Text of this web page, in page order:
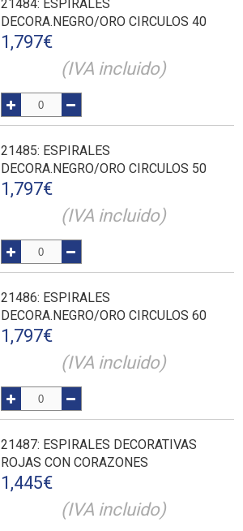
21484: ESPIRALES
DECORA.NEGRO/ORO CIRCULOS 40
1,797€
(IVA incluido)
21485: ESPIRALES
DECORA.NEGRO/ORO CIRCULOS 50
1,797€
(IVA incluido)
21486: ESPIRALES
DECORA.NEGRO/ORO CIRCULOS 60
1,797€
(IVA incluido)
21487: ESPIRALES DECORATIVAS
ROJAS CON CORAZONES
1,445€
(IVA incluido)